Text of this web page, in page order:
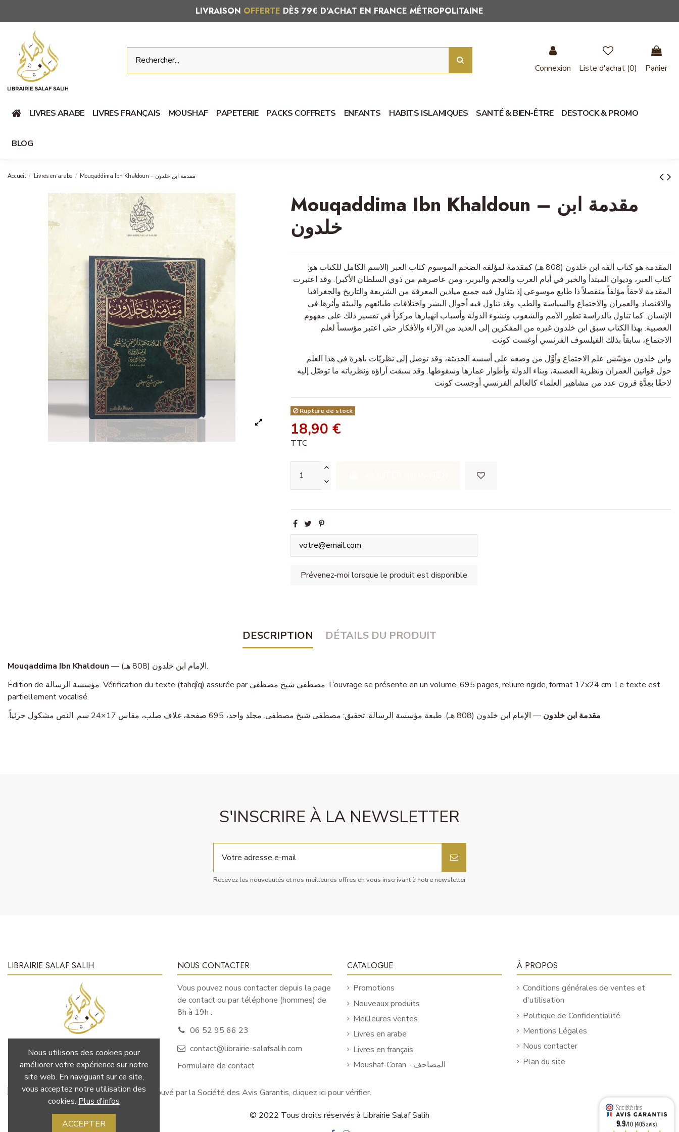
LIVRAISON OFFERTE DÈS 79€ D'ACHAT EN FRANCE MÉTROPOLITAINE
Connexion Liste d'achat (0) Panier
LIVRES ARABE LIVRES FRANÇAIS MOUSHAF PAPETERIE PACKS COFFRETS ENFANTS HABITS ISLAMIQUES SANTÉ & BIEN-ÊTRE DESTOCK & PROMO
BLOG
Accueil Livres en arabe Mouqaddima Ibn Khaldoun – مقدمة ابن خلدون
Mouqaddima Ibn Khaldoun – مقدمة ابن
خلدون
المقدمة هو كتاب ألفه ابن خلدون (808 هـ) كمقدمة لمؤلفه الضخم الموسوم كتاب العبر (الاسم الكامل للكتاب هو:
كتاب العبر، وديوان المبتدأ والخبر في أيام العرب والعجم والبربر، ومن عاصرهم من ذوي السلطان الأكبر). وقد اعتبرت
المقدمة لاحقاً مؤلفاً منفصلاً ذا طابع موسوعي إذ يتناول فيه جميع ميادين المعرفة من الشريعة والتاريخ والجغرافيا
والاقتصاد والعمران والاجتماع والسياسة والطب. وقد تناول فيه أحوال البشر واختلافات طبائعهم والبيئة وأثرها في
الإنسان. كما تناول بالدراسة تطور الأمم والشعوب ونشوء الدولة وأسباب انهيارها مركزاً في تفسير ذلك على مفهوم
العصبية. بهذا الكتاب سبق ابن خلدون غيره من المفكرين إلى العديد من الآراء والأفكار حتى اعتبر مؤسساً لعلم
الاجتماع، سابقاً بذلك الفيلسوف الفرنسي أوغست كونت
وابن خلدون مؤسّس علم الاجتماع وأوَّل من وضعه على أسسه الحديثة، وقد توصل إلى نظريّات باهرة في هذا العلم
حول قوانين العمران ونظرية العصبية، وبناء الدولة وأطوار عمارها وسقوطها. وقد سبقت آراؤه ونظرياته ما توصّل إليه
لاحقًا بعِدَّةِ قرون عدد من مشاهير العلماء كالعالم الفرنسي أوجست كونت
Rupture de stock
18,90 €
TTC
DESCRIPTION DÉTAILS DU PRODUIT
Mouqaddima Ibn Khaldoun
— الإمام ابن خلدون (808 هـ).
Édition de مؤسسة الرسالة. Vérification du texte (tahqîq) assurée par مصطفى شيخ مصطفى. L’ouvrage se présente en un volume, 695 pages, reliure rigide, format 17x24 cm. Le texte est
partiellement vocalisé.
مقدمة ابن خلدون — الإمام ابن خلدون (808 هـ). طبعة مؤسسة الرسالة. تحقيق: مصطفى شيخ مصطفى. مجلد واحد، 695 صفحة، غلاف صلب، مقاس 17×24 سم. النص مشكول جزئياً.
S'INSCRIRE À LA NEWSLETTER
Recevez les nouveautés et nos meilleures offres en vous inscrivant à notre newsletter
LIBRAIRIE SALAF SALIH
LA SCIENCE : AVANT LA PAROLE ET
LES ACTES
NOUS CONTACTER
Vous pouvez nous contacter depuis la page
de contact ou par téléphone (hommes) de
8h à 19h :
06 52 95 66 23
contact@librairie-salafsalih.com
Formulaire de contact
CATALOGUE
Promotions
Nouveaux produits
Meilleures ventes
Livres en arabe
Livres en français
Moushaf-Coran - المصاحف
À PROPOS
Conditions générales de ventes et
d'utilisation
Politique de Confidentialité
Mentions Légales
Nous contacter
Plan du site
Marchand approuvé par la Société des Avis Garantis, cliquez ici pour vérifier.
© 2022 Tous droits réservés à Librairie Salaf Salih
Nous utilisons des cookies pour
améliorer votre expérience sur notre
site web. En naviguant sur ce site,
vous acceptez notre utilisation des
cookies. Plus d'infos
ACCEPTER 9.9/10 (405 avis)